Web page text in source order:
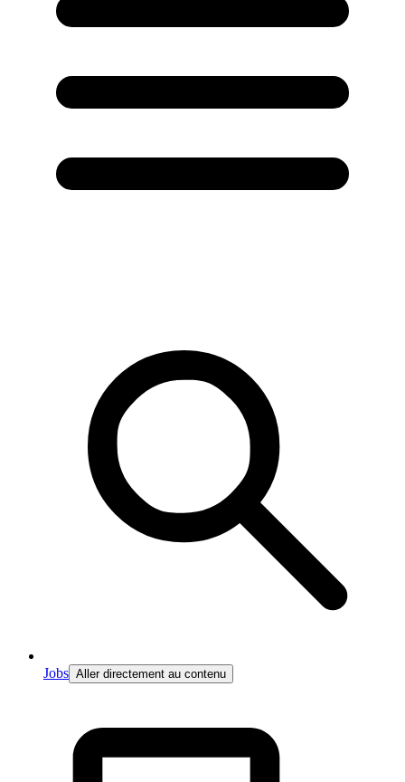
Jobs Aller directement au contenu